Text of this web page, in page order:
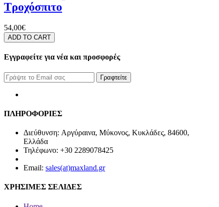
Τροχόσπιτο
54,00€
ADD TO CART
Εγγραφείτε για νέα και προσφορές
Γραφτείτε
ΠΛΗΡΟΦΟΡΙΕΣ
Διεύθυνση: Αργύραινα, Μύκονος, Κυκλάδες, 84600,
Ελλάδα
Τηλέφωνο: +30 2289078425
Email: sales(at)maxland.gr
ΧΡΗΣΙΜΕΣ ΣΕΛΙΔΕΣ